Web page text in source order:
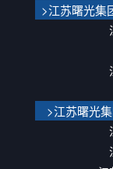
>江苏曙光集
>江苏曙光